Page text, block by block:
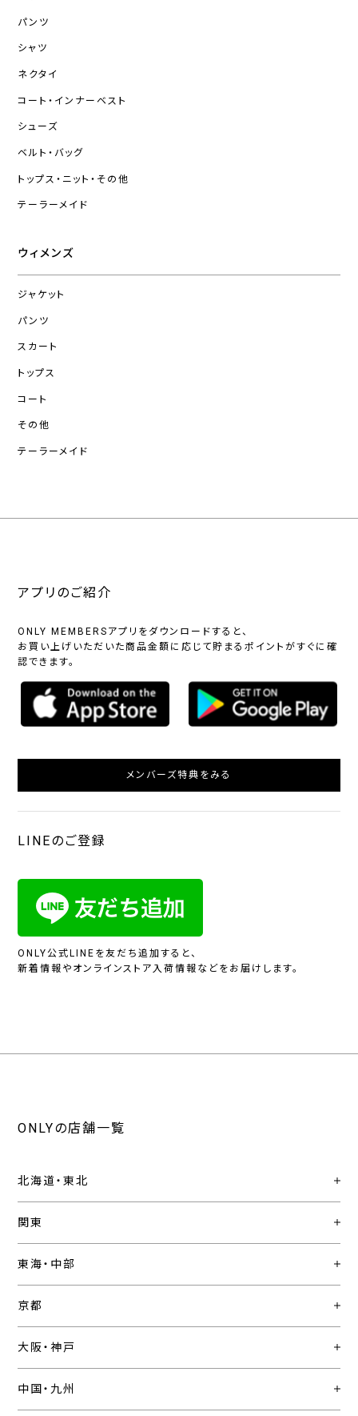
パンツ
シャツ
ネクタイ
コート・インナーベスト
シューズ
ベルト・バッグ
トップス・ニット・その他
テーラーメイド
ウィメンズ
ジャケット
パンツ
スカート
トップス
コート
その他
テーラーメイド
アプリのご紹介
ONLY MEMBERSアプリをダウンロードすると、
お買い上げいただいた商品金額に応じて貯まるポイントがすぐに確
認できます。
メンバーズ特典をみる
LINEのご登録
ONLY公式LINEを友だち追加すると、
新着情報やオンラインストア入荷情報などをお届けします。
ONLYの店舗一覧
北海道・東北
関東
東海・中部
京都
大阪・神戸
中国・九州